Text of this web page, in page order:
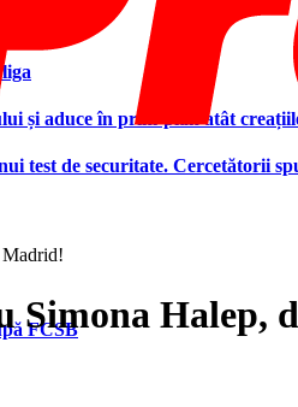
aduce în prim-plan atât
de securitate. Cercetătorii
FCSB
Madrid!
Simona Halep,